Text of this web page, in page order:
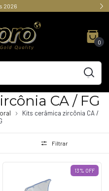
2026
0
CA / FG
Kits cerâmica zircônia CA /
Filtrar
13% OFF